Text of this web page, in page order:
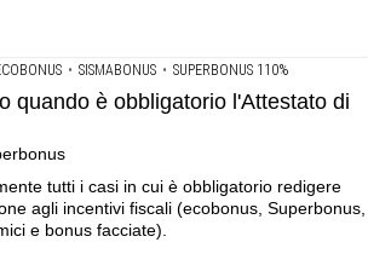
• SISMABONUS • SUPERBONUS 110%
quando è obbligatorio l'Attestato di
tutti i casi in cui è obbligatorio redigere
agli incentivi fiscali (ecobonus, Superbonus,
e bonus facciate).